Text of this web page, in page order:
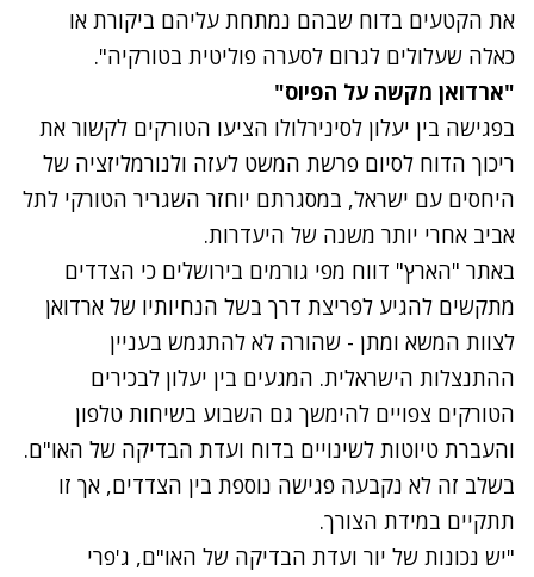
את הקטעים בדוח שבהם נמתחת עליהם ביקורת או
כאלה שעלולים לגרום לסערה פוליטית בטורקיה".
"ארדואן מקשה על הפיוס"
בפגישה בין יעלון לסינירלולו הציעו הטורקים לקשור את
ריכוך הדוח לסיום פרשת המשט לעזה ולנורמליזציה של
היחסים עם ישראל, במסגרתם יוחזר השגריר הטורקי לתל
אביב אחרי יותר משנה של היעדרות.
באתר "הארץ" דווח מפי גורמים בירושלים כי הצדדים
מתקשים להגיע לפריצת דרך בשל הנחיותיו של ארדואן
לצוות המשא ומתן - שהורה לא להתגמש בעניין
ההתנצלות הישראלית. המגעים בין יעלון לבכירים
הטורקים צפויים להימשך גם השבוע בשיחות טלפון
והעברת טיוטות לשינויים בדוח ועדת הבדיקה של האו"ם.
בשלב זה לא נקבעה פגישה נוספת בין הצדדים, אך זו
תתקיים במידת הצורך.
"יש נכונות של יור ועדת הבדיקה של האו"ם, ג'פרי